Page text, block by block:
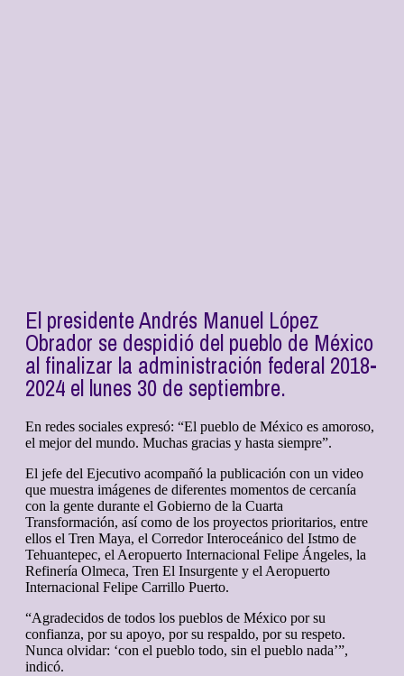
El presidente Andrés Manuel López
Obrador se despidió del pueblo de México
al finalizar la administración federal 2018-
2024 el lunes 30 de septiembre.
En redes sociales expresó: “El pueblo de México es amoroso,
el mejor del mundo. Muchas gracias y hasta siempre”.
El jefe del Ejecutivo acompañó la publicación con un video
que muestra imágenes de diferentes momentos de cercanía
con la gente durante el Gobierno de la Cuarta
Transformación, así como de los proyectos prioritarios, entre
ellos el Tren Maya, el Corredor Interoceánico del Istmo de
Tehuantepec, el Aeropuerto Internacional Felipe Ángeles, la
Refinería Olmeca, Tren El Insurgente y el Aeropuerto
Internacional Felipe Carrillo Puerto.
“Agradecidos de todos los pueblos de México por su
confianza, por su apoyo, por su respaldo, por su respeto.
Nunca olvidar: ‘con el pueblo todo, sin el pueblo nada’”,
indicó.